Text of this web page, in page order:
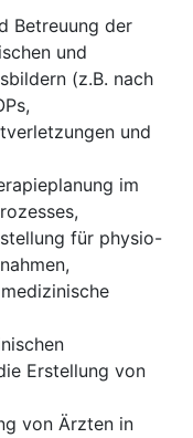
Betreuung der
und
(z.B. nach
und
im
für physio-
Erstellung von
von Ärzten in